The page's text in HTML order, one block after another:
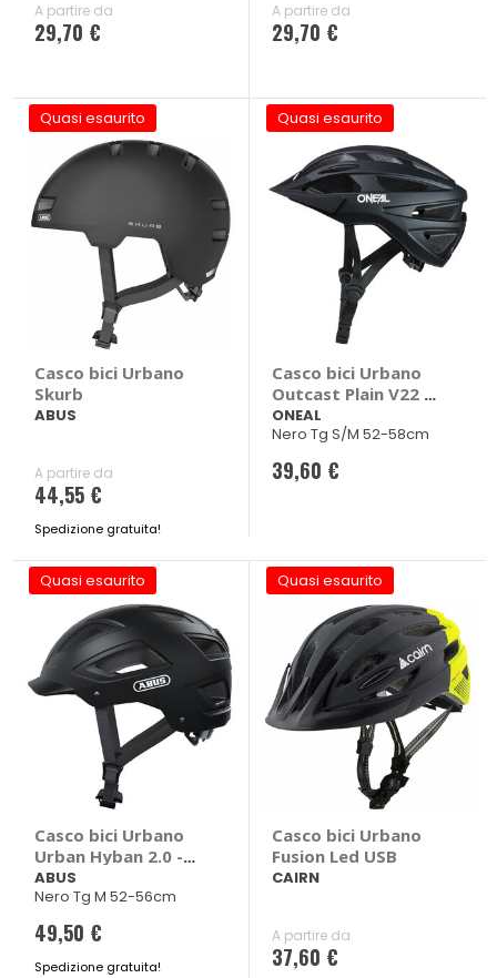
A partire da
29,70 €
A partire da
29,70 €
Quasi esaurito
Casco bici Urbano
Skurb
ABUS
A partire da
44,55 €
Spedizione gratuita!
Quasi esaurito
Casco bici Urbano
Outcast Plain V22 -
ONEAL
ONEAL
Nero Tg S/M 52-58cm
39,60 €
Quasi esaurito
Casco bici Urbano
Urban Hyban 2.0 -
ABUS
ABUS
Nero Tg M 52-56cm
49,50 €
Spedizione gratuita!
Quasi esaurito
Casco bici Urbano
Fusion Led USB
CAIRN
A partire da
37,60 €